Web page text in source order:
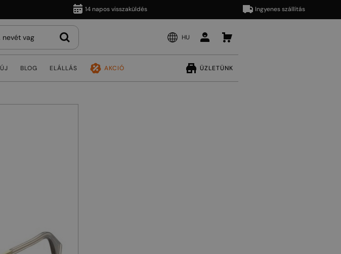
14 napos visszaküldés Ingyenes szállítás
HU
ÚJ BLOG ELÁLLÁS AKCIÓ ÜZLETÜNK